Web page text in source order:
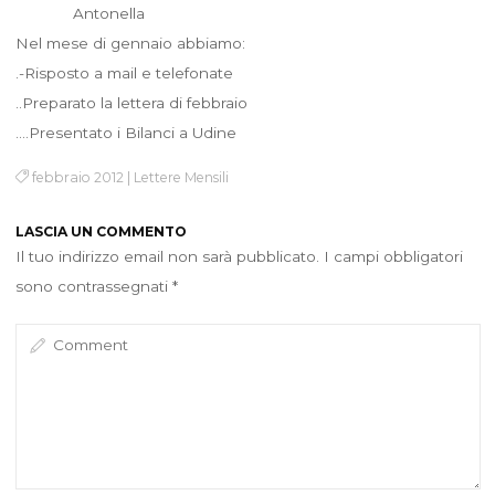
Antonella
Nel mese di gennaio abbiamo:
.-Risposto a mail e telefonate
..Preparato la lettera di febbraio
….Presentato i Bilanci a Udine
febbraio 2012 | Lettere Mensili
LASCIA UN COMMENTO
Il tuo indirizzo email non sarà pubblicato.
I campi obbligatori
sono contrassegnati *